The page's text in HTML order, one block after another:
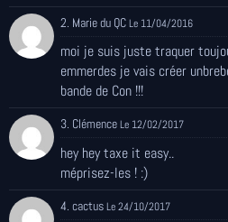
2. Marie du QC Le 11/04/2016
moi je suis juste traquer
emmerdes je vais créer
bande de Con !!!
3. Clémence Le 12/02/2017
hey hey taxe it easy..
méprisez-les ! :)
4. cactus Le 24/10/2017